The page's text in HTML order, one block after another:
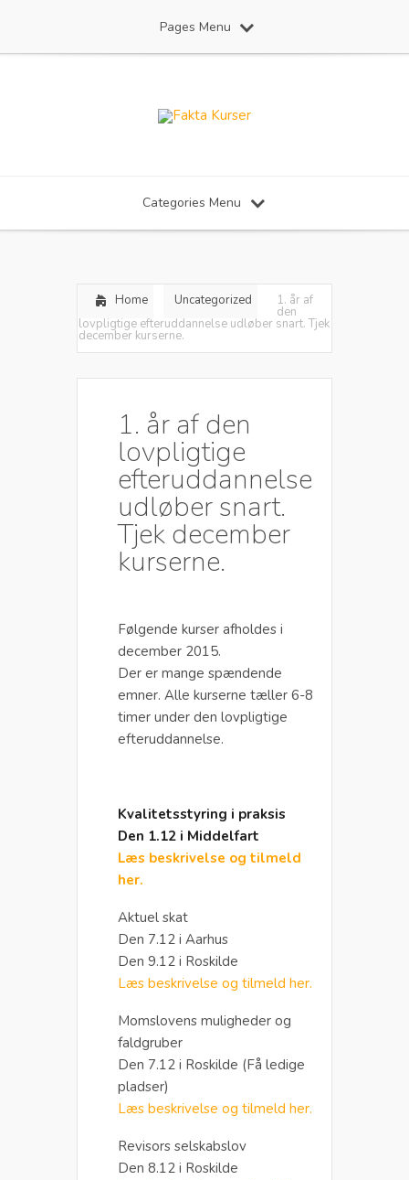
Pages Menu
Categories Menu
Home Uncategorized 1. år af
den
lovpligtige efteruddannelse udløber snart. Tjek
december kurserne.
1. år af den
lovpligtige
efteruddannelse
udløber snart.
Tjek december
kurserne.
Følgende kurser afholdes i
december 2015.
Der er mange spændende
emner. Alle kurserne tæller 6-8
timer under den lovpligtige
efteruddannelse.
Kvalitetsstyring i praksis
Den 1.12 i Middelfart
Læs beskrivelse og tilmeld
her.
Aktuel skat
Den 7.12 i Aarhus
Den 9.12 i Roskilde
Læs beskrivelse og tilmeld her.
Momslovens muligheder og
faldgruber
Den 7.12 i Roskilde (Få ledige
pladser)
Læs beskrivelse og tilmeld her.
Revisors selskabslov
Den 8.12 i Roskilde